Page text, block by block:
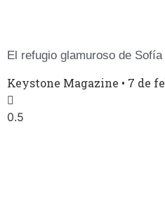
El refugio glamuroso de
Keystone Magazine 7 de